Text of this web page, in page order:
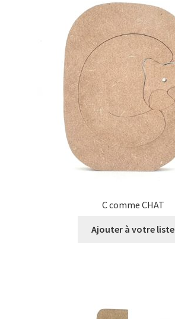
C comme CHAT
Ajouter à votre liste